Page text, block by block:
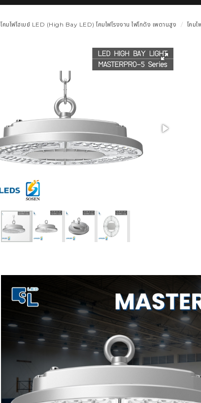
โคมไฟไฮเบย์ LED (High Bay LED) โคมไฟโรงงาน ไฟโกดัง เพดานสูง โคม